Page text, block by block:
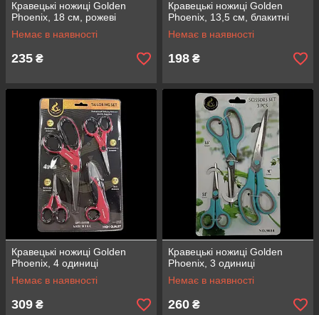
Кравецькі ножиці Golden
Phoenix, 18 см, рожеві
Немає в наявності
235 ₴
Кравецькі ножиці Golden
Phoenix, 13,5 см, блакитні
Немає в наявності
198 ₴
Кравецькі ножиці Golden
Phoenix, 4 одиниці
Немає в наявності
309 ₴
Кравецькі ножиці Golden
Phoenix, 3 одиниці
Немає в наявності
260 ₴